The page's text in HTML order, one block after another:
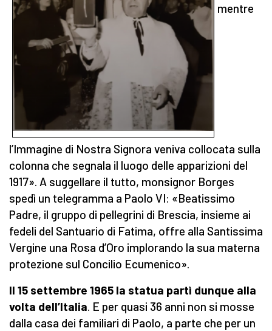
mentre
l’Immagine di Nostra Signora veniva collocata sulla
colonna che segnala il luogo delle apparizioni del
1917». A suggellare il tutto, monsignor Borges
spedì un telegramma a Paolo VI: «Beatissimo
Padre, il gruppo di pellegrini di Brescia, insieme ai
fedeli del Santuario di Fatima, offre alla Santissima
Vergine una Rosa d’Oro implorando la sua materna
protezione sul Concilio Ecumenico».
Il 15 settembre 1965 la statua partì dunque alla
volta dell’Italia. E per quasi 36 anni non si mosse
dalla casa dei familiari di Paolo, a parte che per un